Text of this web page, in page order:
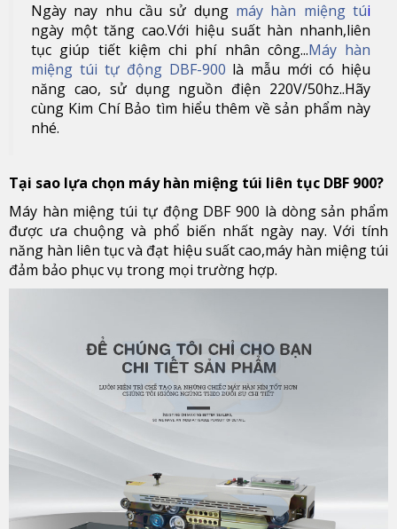
Ngày nay nhu cầu sử dụng máy hàn miệng túi
ngày một tăng cao.Với hiệu suất hàn nhanh,liên
tục giúp tiết kiệm chi phí nhân công...Máy hàn
miệng túi tự động DBF-900 là mẫu mới có hiệu
năng cao, sử dụng nguồn điện 220V/50hz..Hãy
cùng Kim Chí Bảo tìm hiểu thêm về sản phẩm này
nhé.
Tại sao lựa chọn máy hàn miệng túi liên tục DBF 900?
Máy hàn miệng túi tự động DBF 900 là dòng sản phẩm
được ưa chuộng và phổ biến nhất ngày nay. Với tính
năng hàn liên tục và đạt hiệu suất cao,máy hàn miệng túi
đảm bảo phục vụ trong mọi trường hợp.